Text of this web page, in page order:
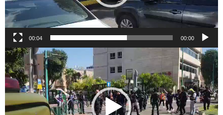
00:00
00:04
مشغل
الفيديو